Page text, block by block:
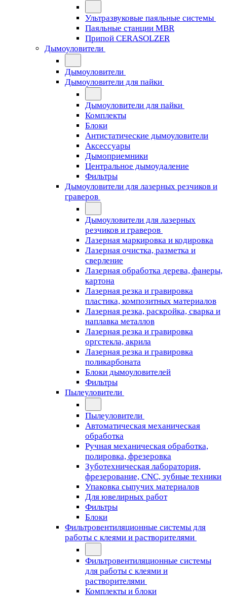
Ультразвуковые паяльные системы
Паяльные станции MBR
Припой CERASOLZER
Дымоуловители
Дымоуловители
Дымоуловители для пайки
Дымоуловители для пайки
Комплекты
Блоки
Антистатические дымоуловители
Аксессуары
Дымоприемники
Центральное дымоудаление
Фильтры
Дымоуловители для лазерных резчиков и
граверов
Дымоуловители для лазерных
резчиков и граверов
Лазерная маркировка и кодировка
Лазерная очистка, разметка и
сверление
Лазерная обработка дерева, фанеры,
картона
Лазерная резка и гравировка
пластика, композитных материалов
Лазерная резка, раскройка, сварка и
наплавка металлов
Лазерная резка и гравировка
оргстекла, акрила
Лазерная резка и гравировка
поликарбоната
Блоки дымоуловителей
Фильтры
Пылеуловители
Пылеуловители
Автоматическая механическая
обработка
Ручная механическая обработка,
полировка, фрезеровка
Зуботехническая лаборатория,
фрезерование, CNC, зубные техники
Упаковка сыпучих материалов
Для ювелирных работ
Фильтры
Блоки
Фильтровентиляционные системы для
работы с клеями и растворителями
Фильтровентиляционные системы
для работы с клеями и
растворителями
Комплекты и блоки